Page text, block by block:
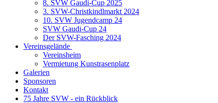
8. SVW Gaudi-Cup 2025
3. SVW-Christkindlmarkt 2024
10. SVW Jugendcamp 24
SVW Gaudi-Cup 24
Der SVW-Fasching 2024
Vereinsgelände
Vereinsheim
Vermietung Kunstrasenplatz
Galerien
Sponsoren
Kontakt
75 Jahre SVW - ein Rückblick